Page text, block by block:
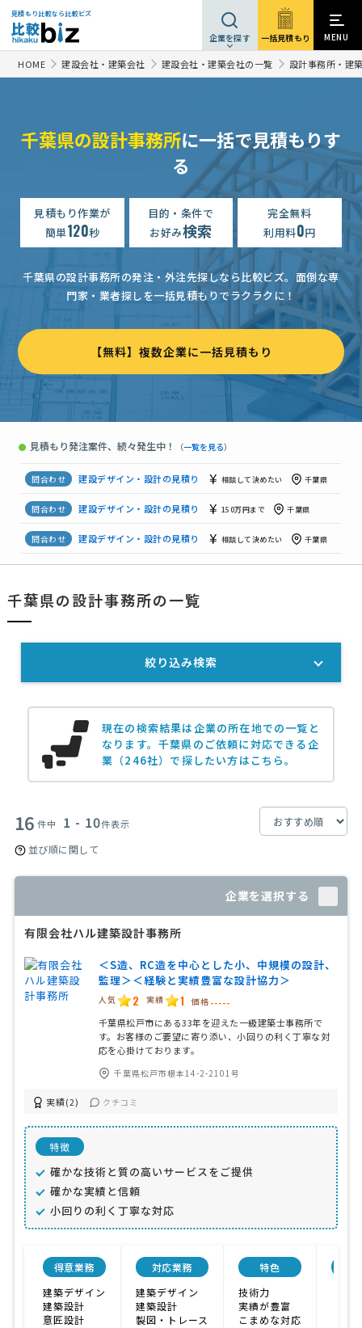
見積もり比較なら比較ビズ
企業を探す 一括見積もり MENU
HOME 建設会社・建築会社 建設会社・建築会社の一覧 設計事務所・建
千葉県の設計事務所に一括で見積もりす
る
見積もり作業が
簡単120秒
目的・条件で
お好み検索
完全無料
利用料0円
千葉県の設計事務所の発注・外注先探しなら比較ビズ。面倒な専
門家・業者探しを一括見積もりでラクラクに！
【無料】複数企業に一括見積もり
● 見積もり発注案件、続々発生中！ （一覧を見る）
建設デザイン・設計の見積り 予算上限なし
建設デザイン・設計の見積り 相談して決めたい 千葉県
建設デザイン・設計の見積り 千葉県
建設デザイン・設計の見積り 相談して決めたい 千葉県
建設デザイン・設計の見積り 相談して決めたい 千葉県
相談して決めたい 千葉県
建設デザイン・設計の見積り
建設デザイン・設計の見積り
建設デザイン・設計の見積り 相談して決めたい 千葉県
建設デザイン・設計の見積り 150万円まで 千葉県
建設デザイン・設計の見積り 相談して決めたい 千葉県
建設デザイン・設計の見積り
千葉県の設計事務所の一覧
現在の検索結果は企業の所在地での一覧と
なります。千葉県のご依頼に対応できる企
業（246社）で探したい方はこちら。
16 件中 1 - 10件表示
並び順に関して
企業を選択する
有限会社ハル建築設計事務所
＜S造、RC造を中心とした小、中規模の設計、
監理＞＜経験と実績豊富な設計協力＞
人気 2 実績 1 価格 -----
千葉県松戸市にある33年を迎えた一級建築士事務所で
す。お客様のご要望に寄り添い、小回りの利く丁寧な対
応を心掛けております。
千葉県松戸市根本14-2-2101号
実績(2) クチコミ
特徴
確かな技術と質の高いサービスをご提供
確かな実績と信頼
小回りの利く丁寧な対応
得意業務
建築デザイン
建築設計
意匠設計
対応業務
建築デザイン
建築設計
製図・トレース
特色
技術力
実績が豊富
こまめな対応
絞り込み検索